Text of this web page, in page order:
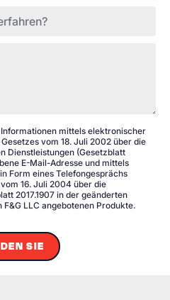
mittels elektronischer
vom 18. Juli 2002 über die
Dienstleistungen (Gesetzblatt
E-Mail-Adresse und mittels
Form eines Telefongesprächs
16. Juli 2004 über die
2017.1907 in der geänderten
F&G LLC angebotenen Produkte.
SIE